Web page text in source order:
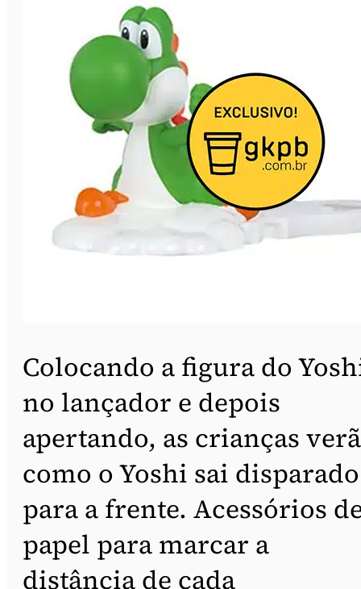
Colocando a figura do
no lançador e depois
apertando, as crianças
como o Yoshi sai disparado
para a frente. Acessórios
papel para marcar a
distância de cada